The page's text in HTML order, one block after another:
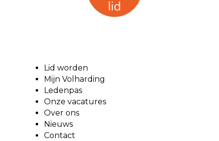
Lid worden
Mijn Volharding
Ledenpas
Onze vacatures
Over ons
Nieuws
Contact